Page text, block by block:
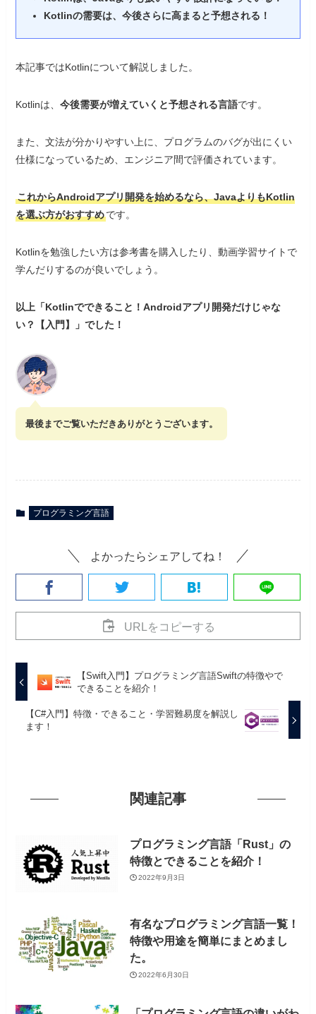
Kotlinの需要は、今後さらに高まると予想される！
本記事ではKotlinについて解説しました。
Kotlinは、今後需要が増えていくと予想される言語です。
また、文法が分かりやすい上に、プログラムのバグが出にくい
仕様になっているため、エンジニア間で評価されています。
これからAndroidアプリ開発を始めるなら、JavaよりもKotlin
を選ぶ方がおすすめです。
Kotlinを勉強したい方は参考書を購入したり、動画学習サイトで
学んだりするのが良いでしょう。
以上「Kotlinでできること！Androidアプリ開発だけじゃな
い？【入門】」でした！
最後までご覧いただきありがとうございます。
プログラミング言語
よかったらシェアしてね！
URLをコピーする
【Swift入門】プログラミング言語Swiftの特徴やで
できることを紹介！
【C#入門】特徴・できること・学習難易度を解説し
ます！
関連記事
プログラミング言語「Rust」の
特徴とできることを紹介！
2022年9月3日
有名なプログラミング言語一覧！
特徴や用途を簡単にまとめまし
た。
2022年6月30日